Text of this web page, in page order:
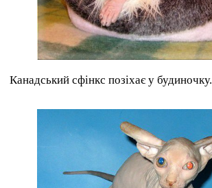
Канадський сфінкс позіхає у будиночку.